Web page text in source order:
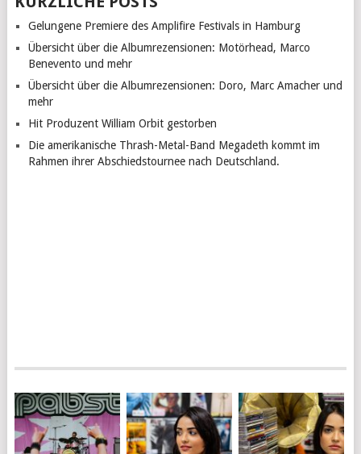
Gelungene Premiere des Amplifire Festivals in Hamburg
Übersicht über die Albumrezensionen: Motörhead, Marco
Benevento und mehr
Übersicht über die Albumrezensionen: Doro, Marc Amacher und
mehr
Hit Produzent William Orbit gestorben
Die amerikanische Thrash-Metal-Band Megadeth kommt im
Rahmen ihrer Abschiedstournee nach Deutschland.